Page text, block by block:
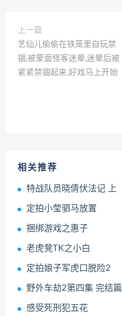
上一篇
艺仙儿偷偷在铁笼里自玩禁
锢,被蒙面怪客迷晕,迷晕后被
紧紧禁锢起来,好戏马上开始
相关推荐
特战队员晓倩伏法记 上
定拍小莹驷马放置
捆绑游戏之惠子
老虎凳TK之小白
定拍娘子军虎口脱险2
野外车劫2第四集 完结篇
感受死刑犯五花